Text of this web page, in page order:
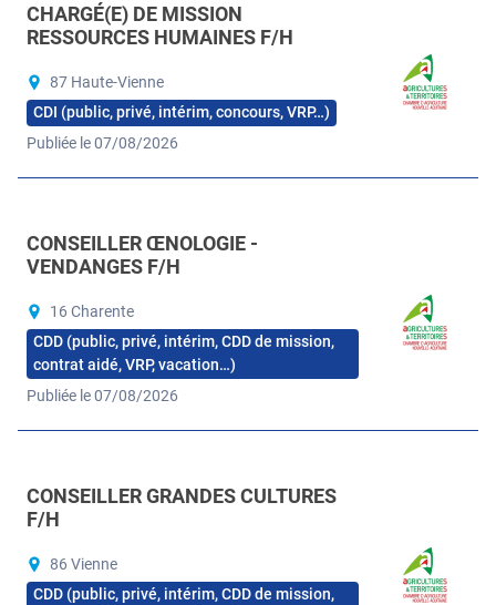
CHARGÉ(E) DE MISSION
RESSOURCES HUMAINES F/H
87 Haute-Vienne
CDI (public, privé, intérim, concours, VRP…)
Publiée le 07/08/2026
CONSEILLER ŒNOLOGIE -
VENDANGES F/H
16 Charente
CDD (public, privé, intérim, CDD de mission,
contrat aidé, VRP, vacation…)
Publiée le 07/08/2026
CONSEILLER GRANDES CULTURES
F/H
86 Vienne
CDD (public, privé, intérim, CDD de mission,